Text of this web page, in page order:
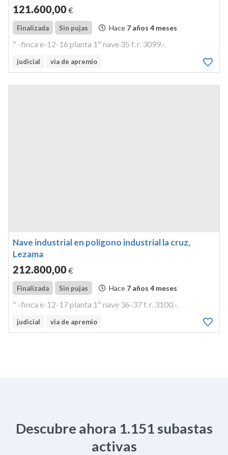
121.600,00€
Finalizada Sin pujas Hace 7 años 4 meses
º -finca e-12-16 planta 1º nave 35 f. r. 3099.-.
judicial via de apremio
Nave industrial en polígono industrial la cruz,
Lezama
212.800,00€
Finalizada Sin pujas Hace 7 años 4 meses
º -finca e-12-17 planta 1º nave 36-37 f. r. 3100.-.
judicial via de apremio
Descubre ahora 1.151 subastas
activas